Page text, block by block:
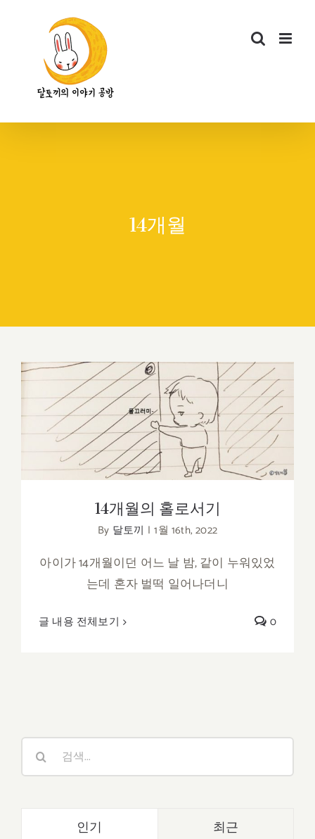
14개월
14개월의 홀로서기
14개월의 홀로서기
By 달토끼 | 1월 16th, 2022
아이가 14개월이던 어느 날 밤, 같이 누워있었
는데 혼자 벌떡 일어나더니
글 내용 전체보기 0
인기 최근